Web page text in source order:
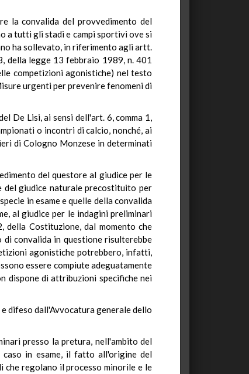
la convalida del provvedimento del
a tutti gli stadi e campi sportivi ove si
ha sollevato, in riferimento agli artt.
della legge 13 febbraio 1989, n. 401
competizioni agonistiche) nel testo
urgenti per prevenire fenomeni di
De Lisi, ai sensi dell'art. 6, comma 1,
o incontri di calcio, nonché, ai
di Cologno Monzese in determinati
del questore al giudice per le
del giudice naturale precostituito per
in esame e quelle della convalida
al giudice per le indagini preliminari
della Costituzione, dal momento che
convalida in questione risulterebbe
agonistiche potrebbero, infatti,
essere compiute adeguatamente
dispone di attribuzioni specifiche nei
difeso dall'Avvocatura generale dello
presso la pretura, nell'ambito del
caso in esame, il fatto all'origine del
che regolano il processo minorile e le